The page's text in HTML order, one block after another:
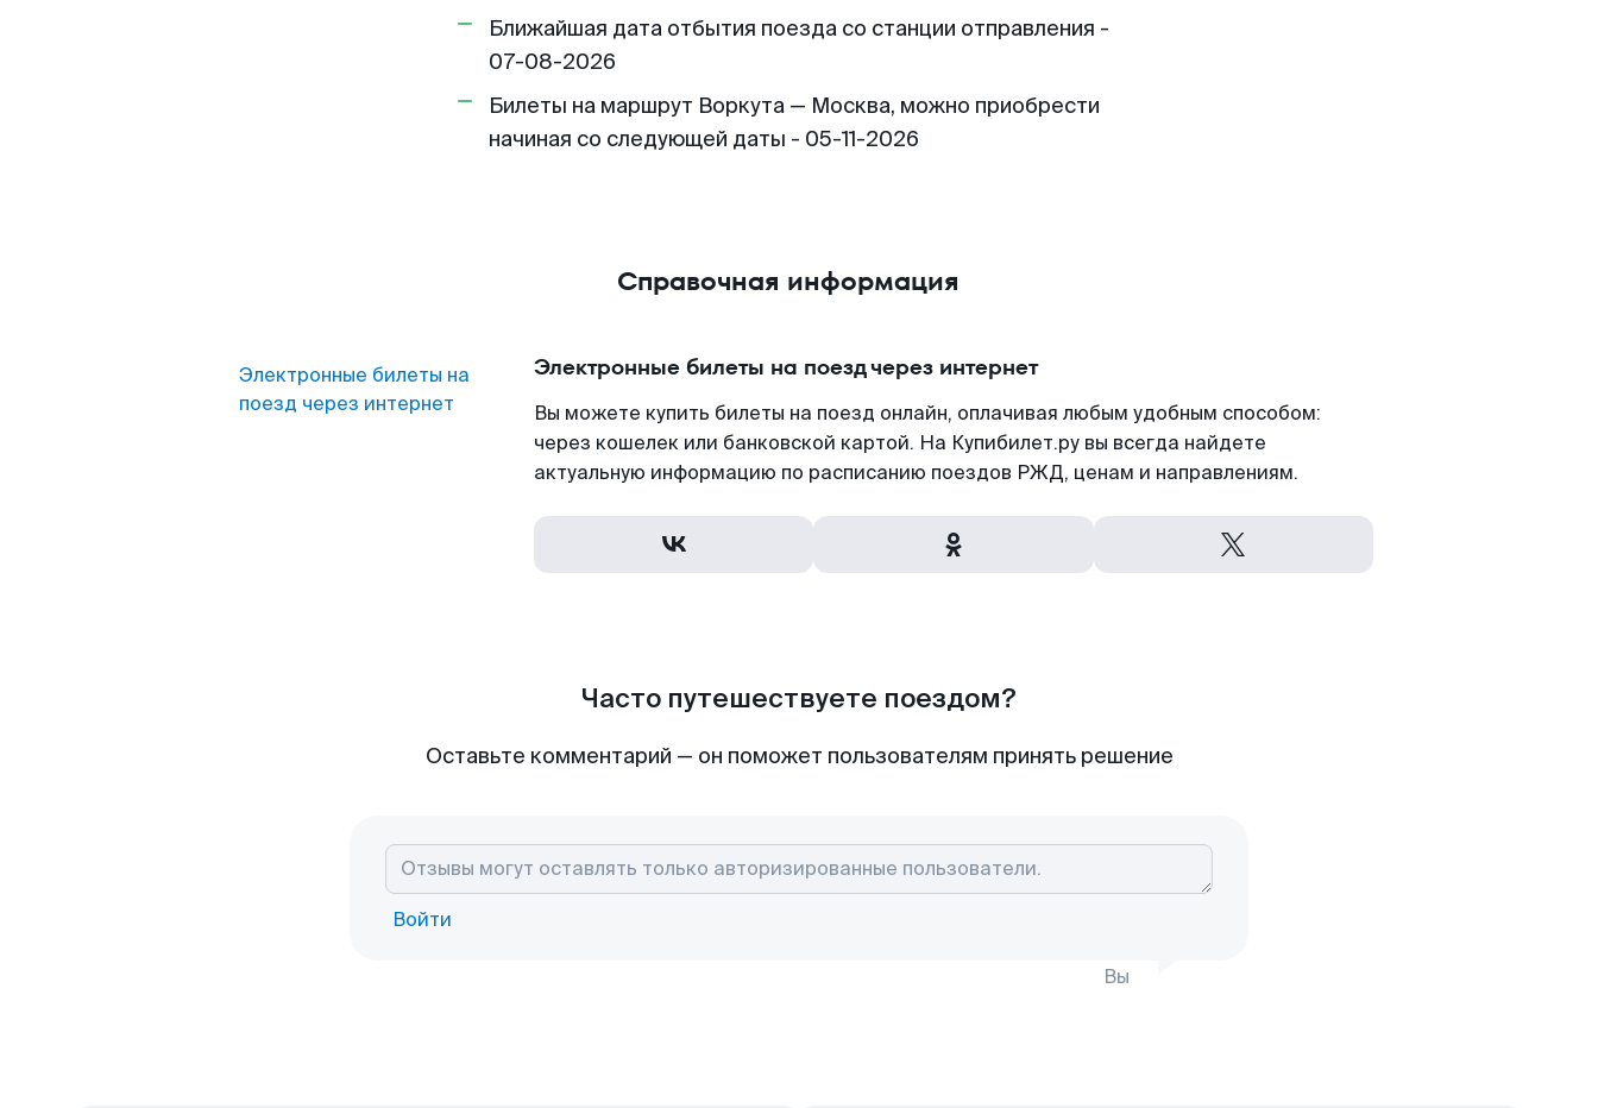
Ближайшая дата отбытия поезда со станции отправления -
07-08-2026
Билеты на маршрут Воркута — Москва, можно приобрести
начиная со следующей даты - 05-11-2026
Справочная информация
Электронные билеты на
поезд через интернет
Электронные билеты на поезд через интернет
Вы можете купить билеты на поезд онлайн, оплачивая любым удобным способом:
через кошелек или банковской картой. На Купибилет.ру вы всегда найдете
актуальную информацию по расписанию поездов РЖД, ценам и направлениям.
Часто путешествуете поездом?
Оставьте комментарий — он поможет пользователям принять решение
Войти
Вы